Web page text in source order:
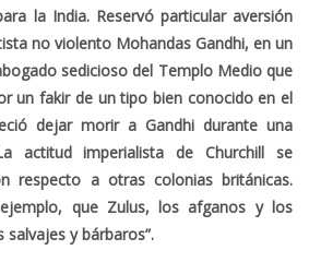
la India. Reservó particular aversión
no violento Mohandas Gandhi, en un
sedicioso del Templo Medio que
un fakir de un tipo bien conocido en el
dejar morir a Gandhi durante una
actitud imperialista de Churchill se
respecto a otras colonias británicas.
que Zulus, los afganos y los
salvajes y bárbaros”.